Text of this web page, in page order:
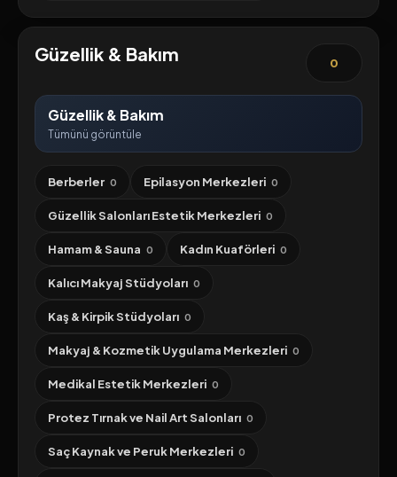
Güzellik & Bakım 0
Güzellik & Bakım
Tümünü görüntüle
Berberler 0 Epilasyon Merkezleri 0
Güzellik Salonları Estetik Merkezleri 0
Hamam & Sauna 0 Kadın Kuaförleri 0
Kalıcı Makyaj Stüdyoları 0
Kaş & Kirpik Stüdyoları 0
Makyaj & Kozmetik Uygulama Merkezleri 0
Medikal Estetik Merkezleri 0
Protez Tırnak ve Nail Art Salonları 0
Saç Kaynak ve Peruk Merkezleri 0